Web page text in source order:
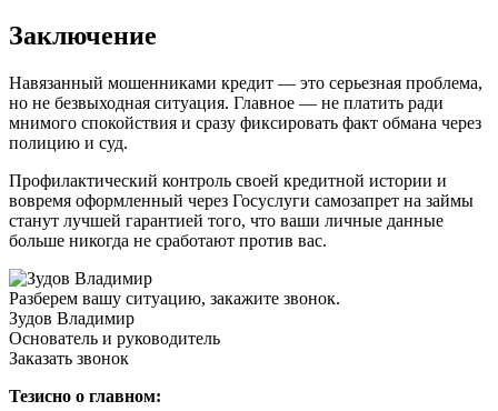
Заключение
Навязанный мошенниками кредит — это серьезная проблема,
но не безвыходная ситуация. Главное — не платить ради
мнимого спокойствия и сразу фиксировать факт обмана через
полицию и суд.
Профилактический контроль своей кредитной истории и
вовремя оформленный через Госуслуги самозапрет на займы
станут лучшей гарантией того, что ваши личные данные
больше никогда не сработают против вас.
Разберем вашу ситуацию, закажите звонок.
Зудов Владимир
Основатель и руководитель
Заказать звонок
Тезисно о главном: